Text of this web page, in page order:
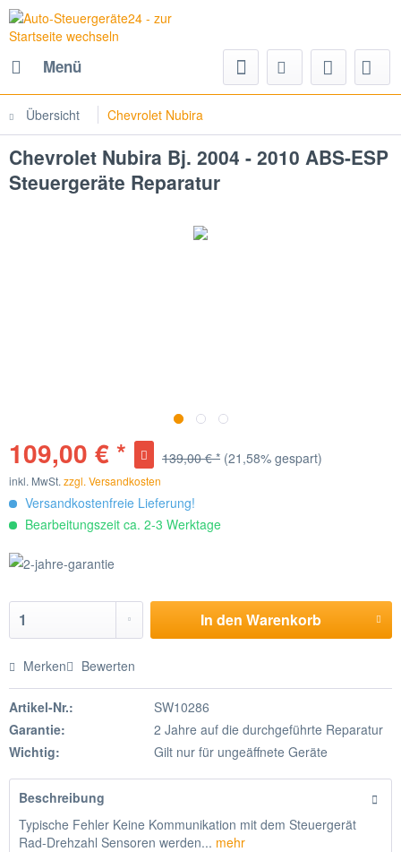
Menü
Übersicht Chevrolet Nubira
Chevrolet Nubira Bj. 2004 - 2010 ABS-ESP
Steuergeräte Reparatur
109,00 € * 139,00 € * (21,58% gespart)
inkl. MwSt. zzgl. Versandkosten
Versandkostenfreie Lieferung!
Bearbeitungszeit ca. 2-3 Werktage
In den Warenkorb
Merken Bewerten
Artikel-Nr.:
SW10286
Garantie:
2 Jahre auf die durchgeführte Reparatur
Wichtig:
Gilt nur für ungeäffnete Geräte
Beschreibung
Typische Fehler Keine Kommunikation mit dem Steuergerät
Rad-Drehzahl Sensoren werden... mehr